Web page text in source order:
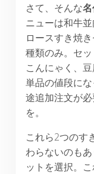
さて、そんな
ニューは和牛
ロースすき焼
種類のみ。セッ
こんにゃく、
単品の値段に
途追加注文が
を。
これら2つのす
わらないのも
ットを選択。